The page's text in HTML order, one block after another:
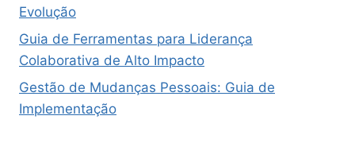
Evolução
Guia de Ferramentas para Liderança
Colaborativa de Alto Impacto
Gestão de Mudanças Pessoais: Guia de
Implementação